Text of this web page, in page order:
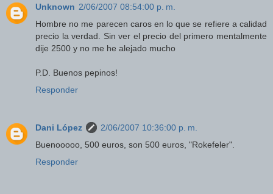
Unknown 2/06/2007 08:54:00 p. m.
Hombre no me parecen caros en lo que se refiere a calidad
precio la verdad. Sin ver el precio del primero mentalmente
dije 2500 y no me he alejado mucho
P.D. Buenos pepinos!
Responder
Dani López
2/06/2007 10:36:00 p. m.
Buenooooo, 500 euros, son 500 euros, "Rokefeler".
Responder